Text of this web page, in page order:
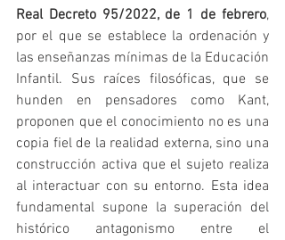
Real Decreto 95/2022, de 1 de febrero,
por el que se establece la ordenación y
las enseñanzas mínimas de la Educación
Infantil. Sus raíces filosóficas, que se
hunden en pensadores como Kant,
proponen que el conocimiento no es una
copia fiel de la realidad externa, sino una
construcción activa que el sujeto realiza
al interactuar con su entorno. Esta idea
fundamental supone la superación del
histórico antagonismo entre el